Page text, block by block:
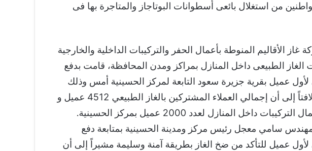
من استغلال بائعى أسطوانات البوتاجاز والمتاجرة بها فى
الأقاليم المنوطة بأعمال الحفر والتركيبات الداخلية والخارجية
الغاز الطبيعى داخل المنازل بمراكز ومدن المحافظة، قامت بدفع
لأول عميل بقرية جزيرة سعود التابعة لمركز الحسينية أمس وذلك
للإستفادة من الخدمة لافتاً إلى أن إجمالي العملاء المشتركين بالغاز الطبيعي 4512 عميل و
داخل المنازل لعدد 2000 عميل بمركز الحسينية.
سامي معجل رئيس مركز ومدينة الحسينية بمتابعة دفع
لأول عميل للتأكد من ضخ الغاز بطريقة آمنة وسليمة مشيراً إلى أن